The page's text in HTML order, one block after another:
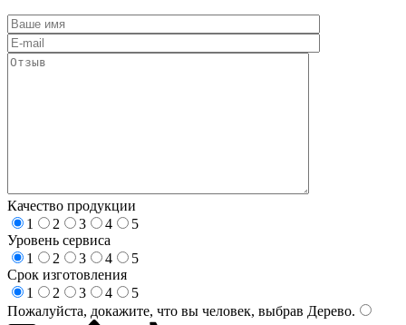
Качество продукции
1
2 3 4
5
Уровень сервиса
1
2 3 4
5
Срок изготовления
1
2 3 4
5
Пожалуйста, докажите, что вы человек, выбрав Дерево.